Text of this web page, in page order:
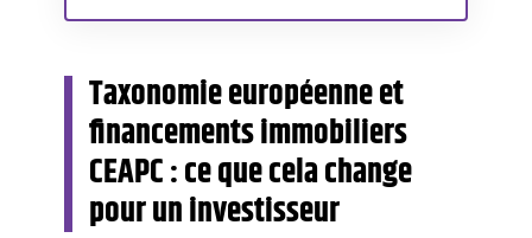
Taxonomie européenne et
financements immobiliers
CEAPC : ce que cela change
pour un investisseur